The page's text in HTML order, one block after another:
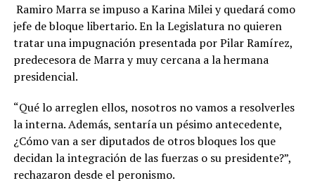
Ramiro Marra se impuso a Karina Milei y quedará como
jefe de bloque libertario. En la Legislatura no quieren
tratar una impugnación presentada por Pilar Ramírez,
predecesora de Marra y muy cercana a la hermana
presidencial.
“Qué lo arreglen ellos, nosotros no vamos a resolverles
la interna. Además, sentaría un pésimo antecedente,
¿Cómo van a ser diputados de otros bloques los que
decidan la integración de las fuerzas o su presidente?”,
rechazaron desde el peronismo.